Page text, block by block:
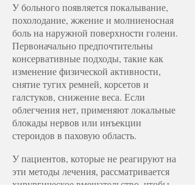
У больного появляется покалывание,
похолодание, жжение и молниеносная
боль на наружной поверхности голени.
Первоначально предпочтительны
консервативные подходы, такие как
изменение физической активности,
снятие тугих ремней, корсетов и
галстуков, снижение веса. Если
облегчения нет, применяют локальные
блокады нервов или инъекции
стероидов в паховую область.
У пациентов, которые не реагируют на
эти методы лечения, рассматривается
хирургическое вмешательство, чтобы